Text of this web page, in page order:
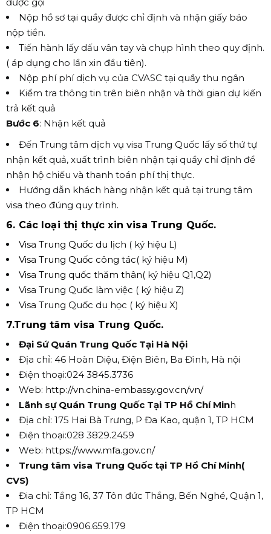
Nộp hồ sơ tại quầy được chỉ định và nhận giấy báo
nộp tiền.
Tiến hành lấy dấu vân tay và chụp hình theo quy định.
( áp dụng cho lần xin đầu tiên).
Nộp phí phí dịch vụ của CVASC tại quầy thu ngân
Kiểm tra thông tin trên biên nhận và thời gian dự kiến
trả kết quả
Bước 6: Nhận kết quả
Đến Trung tâm dịch vụ visa Trung Quốc lấy số thứ tự
nhận kết quả, xuất trình biên nhận tại quầy chỉ định để
nhận hộ chiếu và thanh toán phí thị thực.
Hướng dẫn khách hàng nhận kết quả tại trung tâm
visa theo đúng quy trình.
6. Các loại thị thực xin visa Trung Quốc.
Visa Trung Quốc du lịch ( ký hiệu L)
Visa Trung Quốc công tác( ký hiệu M)
Visa Trung quốc thăm thân( ký hiệu Q1,Q2)
Visa Trung Quốc làm việc ( ký hiệu Z)
Visa Trung Quốc du học ( ký hiệu X)
7.Trung tâm visa Trung Quốc.
Đại Sứ Quán Trung Quốc Tại Hà Nội
Địa chỉ: 46 Hoàn Diệu, Điện Biên, Ba Đình, Hà nội
Điện thoại:024 3845.3736
Web: http://vn.china-embassy.gov.cn/vn/
Lãnh sự Quán Trung Quốc Tại TP Hồ Chí Minh
Địa chỉ: 175 Hai Bà Trưng, P Đa Kao, quận 1, TP HCM
Điện thoại:028 3829.2459
Web: https://www.mfa.gov.cn/
Trung tâm visa Trung Quốc tại TP Hồ Chí Minh(
CVS)
Đia chỉ: Tầng 16, 37 Tôn đức Thắng, Bến Nghé, Quận 1,
TP HCM
Điện thoại:0906.659.179